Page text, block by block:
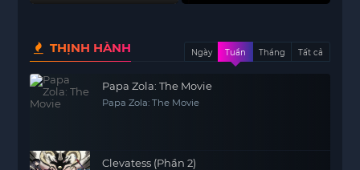
THỊNH HÀNH Ngày Tuần Tháng Tất cả
Papa Zola: The Movie
Papa Zola: The Movie
Clevatess (Phần 2)